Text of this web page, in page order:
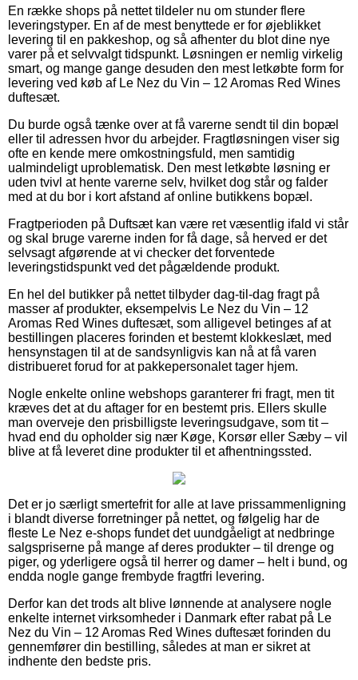
En række shops på nettet tildeler nu om stunder flere
leveringstyper. En af de mest benyttede er for øjeblikket
levering til en pakkeshop, og så afhenter du blot dine nye
varer på et selvvalgt tidspunkt. Løsningen er nemlig virkelig
smart, og mange gange desuden den mest letkøbte form for
levering ved køb af Le Nez du Vin – 12 Aromas Red Wines
duftesæt.
Du burde også tænke over at få varerne sendt til din bopæl
eller til adressen hvor du arbejder. Fragtløsningen viser sig
ofte en kende mere omkostningsfuld, men samtidig
ualmindeligt uproblematisk. Den mest letkøbte løsning er
uden tvivl at hente varerne selv, hvilket dog står og falder
med at du bor i kort afstand af online butikkens bopæl.
Fragtperioden på Duftsæt kan være ret væsentlig ifald vi står
og skal bruge varerne inden for få dage, så herved er det
selvsagt afgørende at vi checker det forventede
leveringstidspunkt ved det pågældende produkt.
En hel del butikker på nettet tilbyder dag-til-dag fragt på
masser af produkter, eksempelvis Le Nez du Vin – 12
Aromas Red Wines duftesæt, som alligevel betinges af at
bestillingen placeres forinden et bestemt klokkeslæt, med
hensynstagen til at de sandsynligvis kan nå at få varen
distribueret forud for at pakkepersonalet tager hjem.
Nogle enkelte online webshops garanterer fri fragt, men tit
kræves det at du aftager for en bestemt pris. Ellers skulle
man overveje den prisbilligste leveringsudgave, som tit –
hvad end du opholder sig nær Køge, Korsør eller Sæby – vil
blive at få leveret dine produkter til et afhentningssted.
Det er jo særligt smertefrit for alle at lave prissammenligning
i blandt diverse forretninger på nettet, og følgelig har de
fleste Le Nez e-shops fundet det uundgåeligt at nedbringe
salgspriserne på mange af deres produkter – til drenge og
piger, og yderligere også til herrer og damer – helt i bund, og
endda nogle gange frembyde fragtfri levering.
Derfor kan det trods alt blive lønnende at analysere nogle
enkelte internet virksomheder i Danmark efter rabat på Le
Nez du Vin – 12 Aromas Red Wines duftesæt forinden du
gennemfører din bestilling, således at man er sikret at
indhente den bedste pris.